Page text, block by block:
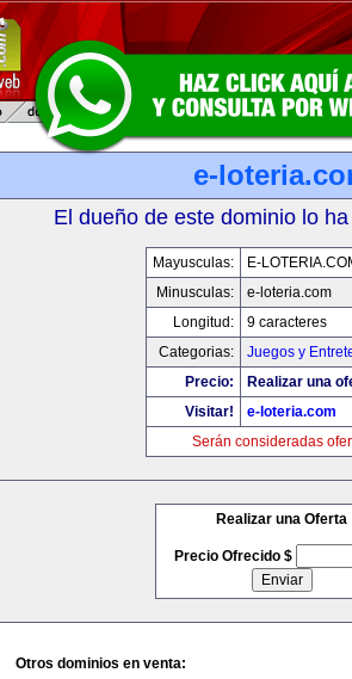
e-
El dueño de este dominio lo
Mayusculas:
E-
Minusculas:
e-loteria.com
Longitud:
9 caracteres
Categorias:
Juegos y
Precio:
Realizar una
Visitar!
e-loteria.com
Serán consideradas
Realizar una Oferta
Precio Ofrecido $
Otros dominios en venta: